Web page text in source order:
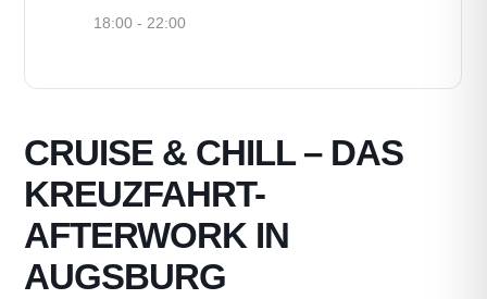
Anmelden
18:00 - 22:00
CRUISE & CHILL – DAS
KREUZFAHRT-
AFTERWORK IN
AUGSBURG